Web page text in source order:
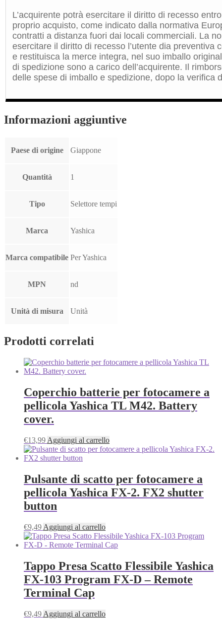
L’acquirente potrà esercitare il diritto di recesso
proprio acquisto, come indicato dalla normativa
contratti a distanza fuori dai locali commerciali. La
esercitare il diritto di recesso l’utente dia preventiva
e restituisca la merce integra, nel suo imballo
di spedizione sono a carico dell’acquirente. Il
delle spese di imballo e spedizione, dopo la verifica
Informazioni aggiuntive
Paese di origine Giappone
Quantità 1
Tipo Selettore tempi
Marca Yashica
Marca compatibile Per Yashica
MPN nd
Unità di misura Unità
Prodotti correlati
Coperchio batterie per fotocamere a
pellicola Yashica TL M42. Battery
cover.
€13,99 Aggiungi al carrello
Pulsante di scatto per fotocamere a
pellicola Yashica FX-2. FX2 shutter
button
€9,49 Aggiungi al carrello
Tappo Presa Scatto Flessibile Yashica
FX-103 Program FX-D – Remote
Terminal Cap
€9,49 Aggiungi al carrello